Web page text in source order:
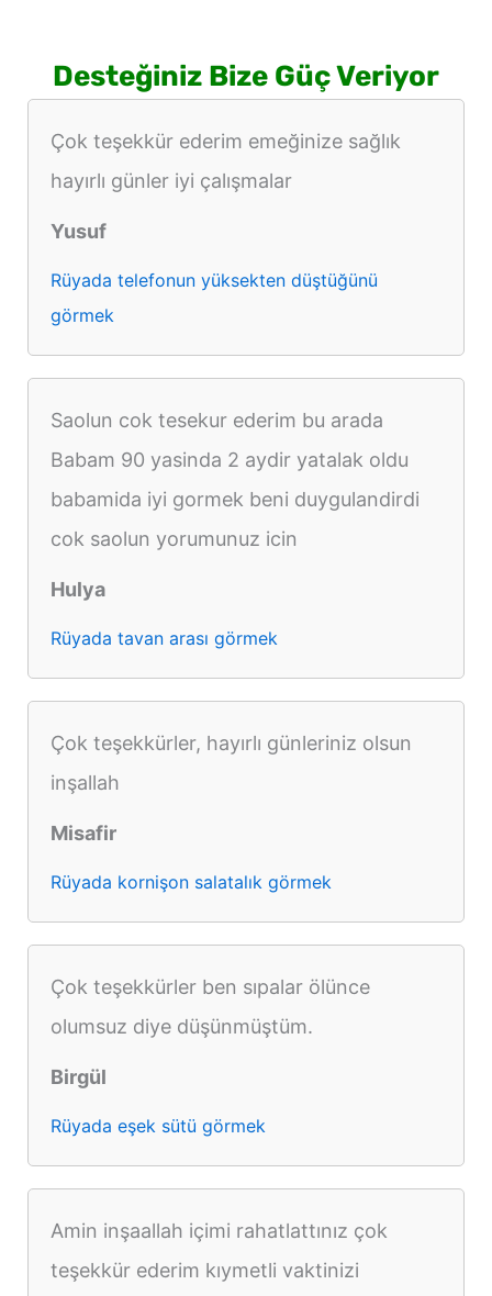
Desteğiniz Bize Güç Veriyor
Çok teşekkür ederim emeğinize sağlık
hayırlı günler iyi çalışmalar
Yusuf
Rüyada telefonun yüksekten düştüğünü
görmek
Saolun cok tesekur ederim bu arada
Babam 90 yasinda 2 aydir yatalak oldu
babamida iyi gormek beni duygulandirdi
cok saolun yorumunuz icin
Hulya
Rüyada tavan arası görmek
Çok teşekkürler, hayırlı günleriniz olsun
inşallah
Misafir
Rüyada kornişon salatalık görmek
Çok teşekkürler ben sıpalar ölünce
olumsuz diye düşünmüştüm.
Birgül
Rüyada eşek sütü görmek
Amin inşaallah içimi rahatlattınız çok
teşekkür ederim kıymetli vaktinizi